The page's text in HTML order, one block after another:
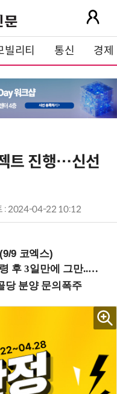
빌리티 통신 경제
트 진행…신선
: 2024-04-22 10:12
9 코엑스)